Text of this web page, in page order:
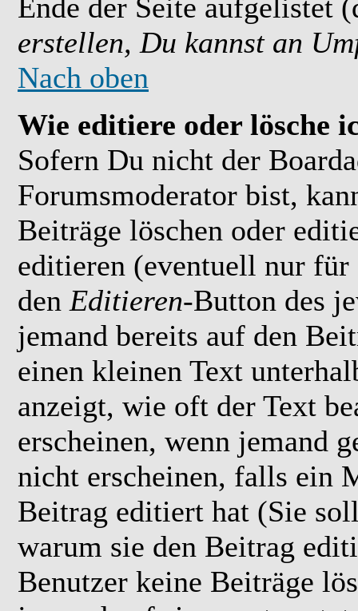
Ende der Seite aufgelistet
erstellen, Du kannst an
Nach oben
Wie editiere oder lösche
Sofern Du nicht der
Forumsmoderator bist,
Beiträge löschen oder
editieren (eventuell nur
den Editieren-Button des
jemand bereits auf den
einen kleinen Text
anzeigt, wie oft der Text
erscheinen, wenn jemand
nicht erscheinen, falls ein
Beitrag editiert hat (Sie
warum sie den Beitrag
Benutzer keine Beiträge